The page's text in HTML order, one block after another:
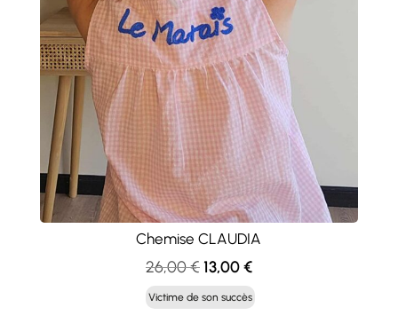
Chemise CLAUDIA
26,00€ Le
prix
initial
13,00€Le
prix
actuel
Victime de son succès